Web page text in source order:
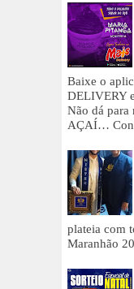
Baixe o
DELIVERY
Não dá
AÇAÍ…
plateia com
Maranhão